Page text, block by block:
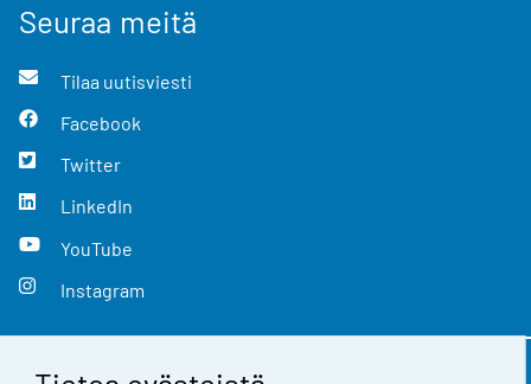
Seuraa meitä
Tilaa uutisviesti
Facebook
Twitter
LinkedIn
YouTube
Instagram